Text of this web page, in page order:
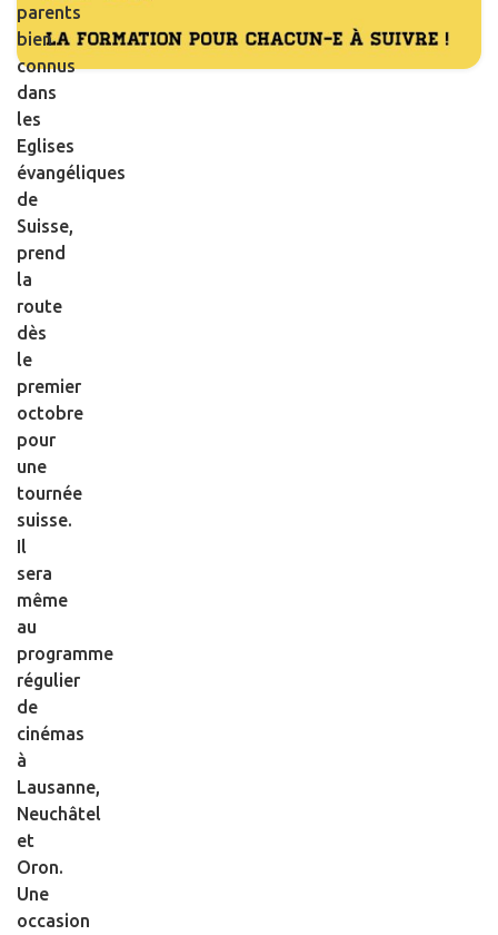
parents
bien
connus
dans
les
Eglises
évangéliques
de
Suisse,
prend
la
route
dès
le
premier
octobre
pour
une
tournée
suisse.
Il
sera
même
au
programme
régulier
de
cinémas
à
Lausanne,
Neuchâtel
et
Oron.
Une
occasion